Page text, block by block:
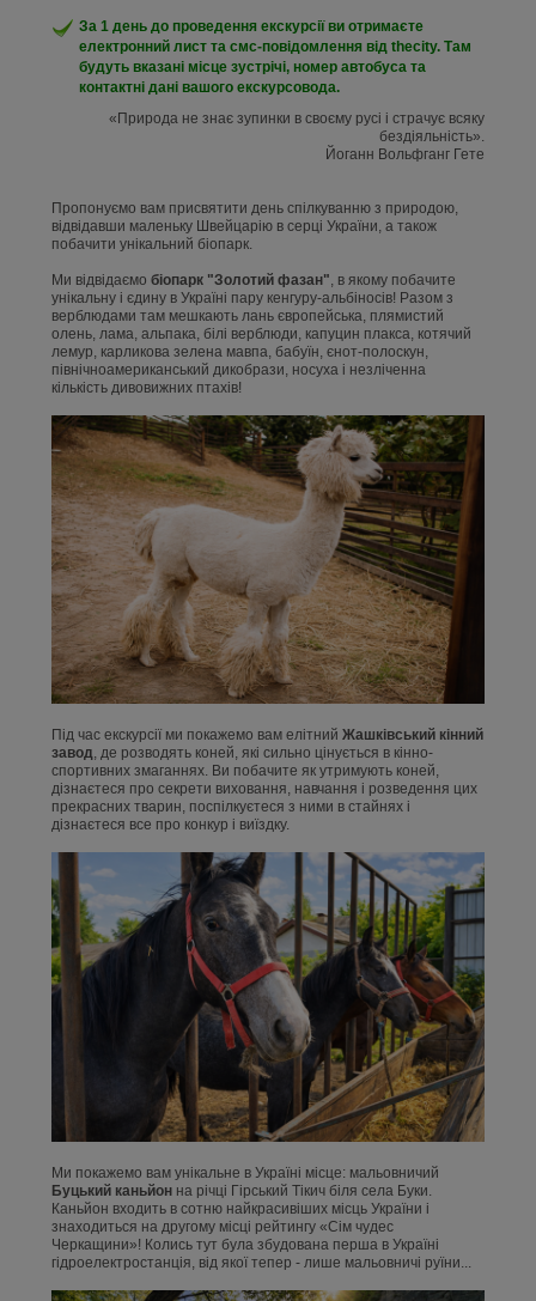
За 1 день до проведення екскурсії ви отримаєте
електронний лист та смс-повідомлення від thecity. Там
будуть вказані місце зустрічі, номер автобуса та
контактні дані вашого екскурсовода.
«Природа не знає зупинки в своєму русі і страчує всяку
бездіяльність».
Йоганн Вольфганг Гете
Пропонуємо вам присвятити день спілкуванню з природою,
відвідавши маленьку Швейцарію в серці України, а також
побачити унікальний біопарк.
Ми відвідаємо біопарк "Золотий фазан", в якому побачите
унікальну і єдину в Україні пару кенгуру-альбіносів! Разом з
верблюдами там мешкають лань європейська, плямистий
олень, лама, альпака, білі верблюди, капуцин плакса, котячий
лемур, карликова зелена мавпа, бабуїн, єнот-полоскун,
північноамериканський дикобрази, носуха і незліченна
кількість дивовижних птахів!
Під час екскурсії ми покажемо вам елітний Жашківський кінний
завод, де розводять коней, які сильно цінується в кінно-
спортивних змаганнях. Ви побачите як утримують коней,
дізнаєтеся про секрети виховання, навчання і розведення цих
прекрасних тварин, поспілкуєтеся з ними в стайнях і
дізнаєтеся все про конкур і виїздку.
Ми покажемо вам унікальне в Україні місце: мальовничий
Буцький каньйон на річці Гірський Тікич біля села Буки.
Каньйон входить в сотню найкрасивіших місць України і
знаходиться на другому місці рейтингу «Сім чудес
Черкащини»! Колись тут була збудована перша в Україні
гідроелектростанція, від якої тепер - лише мальовничі руїни...